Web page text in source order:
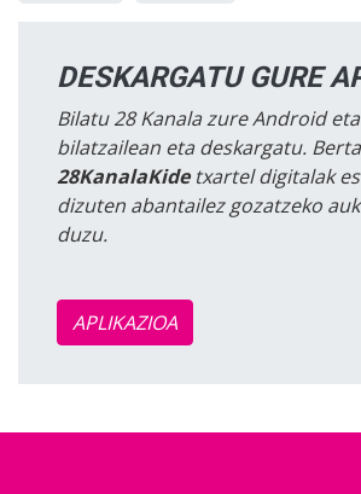
DESKARGATU GURE
Bilatu 28 Kanala zure Android
bilatzailean eta deskargatu.
28KanalaKidetxartel digitalak
dizuten abantailez gozatzeko
duzu.
APLIKAZIOA